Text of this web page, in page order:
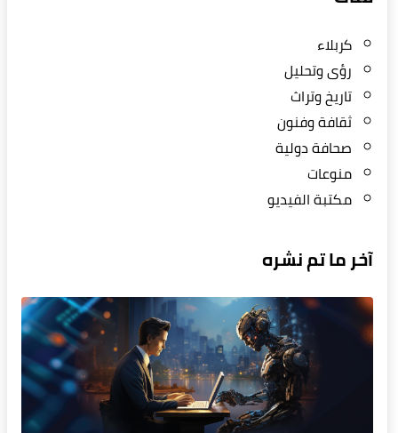
كربلاء
رؤى وتحليل
تاريخ وتراث
ثقافة وفنون
صحافة دولية
منوعات
مكتبة الفيديو
آخر ما تم نشره